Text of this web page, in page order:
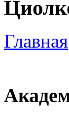
Главная